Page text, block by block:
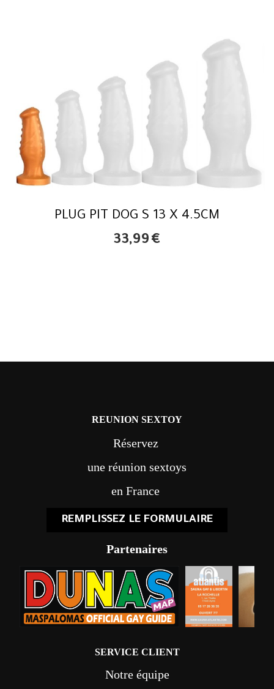
PLUG PIT DOG S 13 X 4.5CM
33,99 €
REUNION SEXTOY
Réservez
une réunion sextoys
en France
REMPLISSEZ LE FORMULAIRE
Partenaires
SERVICE CLIENT
Notre équipe